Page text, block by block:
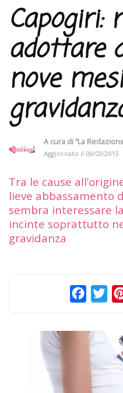
Capogiri:
adottare
nove
A cura di“La
Aggiornato il 06/03/2015
Tra le cause
lieve abbassamento
sembra interessare
incinte soprattutto
gravidanza